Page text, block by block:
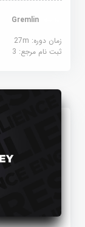
زمان دوره: 27m
ثبت نام مرجع:3